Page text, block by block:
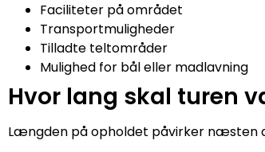
Faciliteter på området
Transportmuligheder
Tilladte teltområder
Mulighed for bål eller madlavning
Hvor lang skal turen
Længden på opholdet påvirker næsten